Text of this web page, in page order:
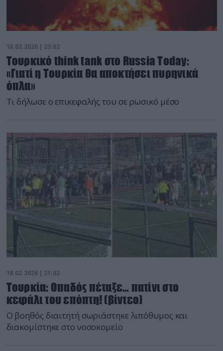
18.02.2026 | 23:02
Τουρκικό think tank στο Russia Today:
«Γιατί η Τουρκία θα αποκτήσει πυρηνικά
όπλα»
Τι δήλωσε ο επικεφαλής του σε ρωσικό μέσο
18.02.2026 | 21:02
Τουρκία: Οπαδός πέταξε… πατίνι στο
κεφάλι του επόπτη! (βίντεο)
Ο βοηθός διαιτητή σωριάστηκε λιπόθυμος και
διακομίστηκε στο νοσοκομείο